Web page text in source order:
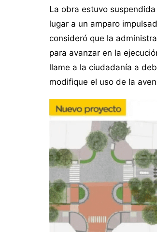
La obra estuvo
lugar a un amparo
consideró que la
para avanzar en la
llame a la ciudadanía a
modifique el uso de la